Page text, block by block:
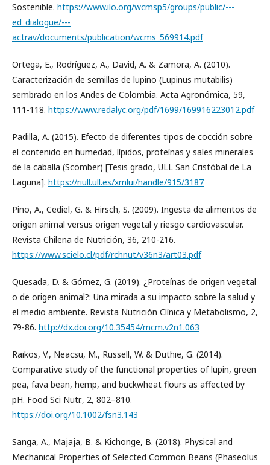
Sostenible. https://www.ilo.org/wcmsp5/groups/public/---
ed_dialogue/---
actrav/documents/publication/wcms_569914.pdf
Ortega, E., Rodríguez, A., David, A. & Zamora, A. (2010).
Caracterización de semillas de lupino (Lupinus mutabilis)
sembrado en los Andes de Colombia. Acta Agronómica, 59,
111-118. https://www.redalyc.org/pdf/1699/169916223012.pdf
Padilla, A. (2015). Efecto de diferentes tipos de cocción sobre
el contenido en humedad, lípidos, proteínas y sales minerales
de la caballa (Scomber) [Tesis grado, ULL San Cristóbal de La
Laguna]. https://riull.ull.es/xmlui/handle/915/3187
Pino, A., Cediel, G. & Hirsch, S. (2009). Ingesta de alimentos de
origen animal versus origen vegetal y riesgo cardiovascular.
Revista Chilena de Nutrición, 36, 210-216.
https://www.scielo.cl/pdf/rchnut/v36n3/art03.pdf
Quesada, D. & Gómez, G. (2019). ¿Proteínas de origen vegetal
o de origen animal?: Una mirada a su impacto sobre la salud y
el medio ambiente. Revista Nutrición Clínica y Metabolismo, 2,
79-86. http://dx.doi.org/10.35454/rncm.v2n1.063
Raikos, V., Neacsu, M., Russell, W. & Duthie, G. (2014).
Comparative study of the functional properties of lupin, green
pea, fava bean, hemp, and buckwheat flours as affected by
pH. Food Sci Nutr., 2, 802–810.
https://doi.org/10.1002/fsn3.143
Sanga, A., Majaja, B. & Kichonge, B. (2018). Physical and
Mechanical Properties of Selected Common Beans (Phaseolus